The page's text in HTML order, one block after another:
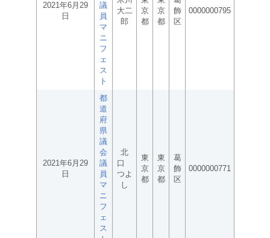
2021年6月29
日
議
員
マ
ニ
フ
ェ
ス
ト
大二
郎
京
都
京
都
飾
区
0000000795
2021年6月29
日
都
道
府
県
議
会
議
員
マ
ニ
フ
ェ
ス
北
口
つよ
し
東
京
都
東
京
都
葛
飾
区
0000000771